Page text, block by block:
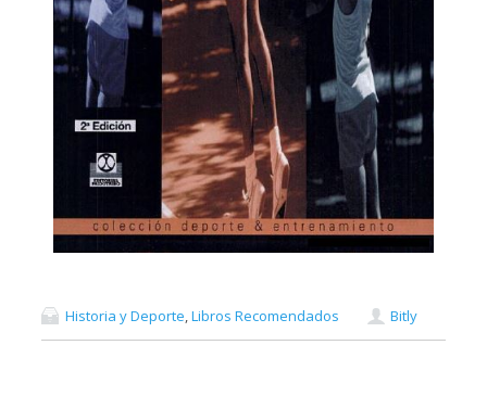
Historia y Deporte,Libros Recomendados Bitly